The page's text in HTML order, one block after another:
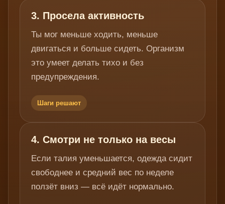
3. Просела активность
Ты мог меньше ходить, меньше
двигаться и больше сидеть. Организм
это умеет делать тихо и без
предупреждения.
Шаги решают
4. Смотри не только на весы
Если талия уменьшается, одежда сидит
свободнее и средний вес по неделе
ползёт вниз — всё идёт нормально.